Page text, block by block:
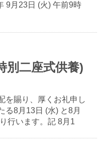
9月23日 (火) 午前9時
別二座式供養)
を賜り、厚くお礼申し
る8月13日 (水) と8月
行います。記 8月1